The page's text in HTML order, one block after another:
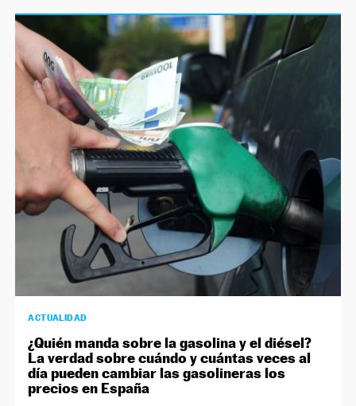
ACTUALIDAD
¿Quién manda sobre la gasolina y el diésel?
La verdad sobre cuándo y cuántas veces al
día pueden cambiar las gasolineras los
precios en España